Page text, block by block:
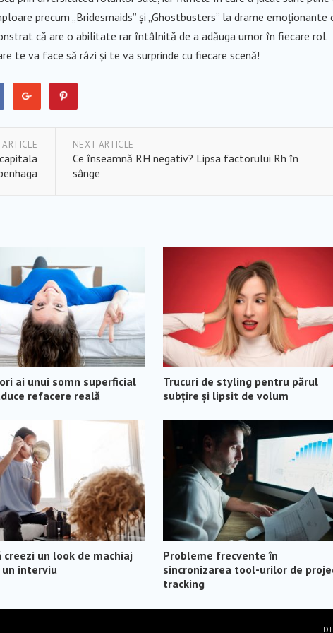
precum „Bridesmaids” și „Ghostbusters” la drame emoționante
că are o abilitate rar întâlnită de a adăuga umor în fiecare rol.
te va face să râzi și te va surprinde cu fiecare scenă!
ARTICLE NEXT ARTICLE
Ce înseamnă RH negativ? Lipsa factorului Rh în
sânge
ai unui somn superficial
refacere reală
Trucuri de styling pentru părul
subțire și lipsit de volum
creezi un look de machiaj
interviu
Probleme frecvente în
sincronizarea tool-urilor de
tracking